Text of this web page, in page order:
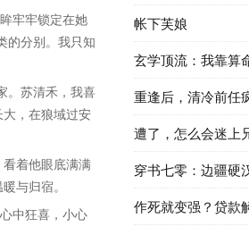
牢牢锁定在她
的分别。我只知
。苏清禾，我喜
，在狼域过安
着他眼底满满
与归宿。
中狂喜，小心
帐下芙娘
玄学顶流：我靠算
重逢后，清冷前任
遭了，怎么会迷上
穿书七零：边疆硬
作死就变强？贷款